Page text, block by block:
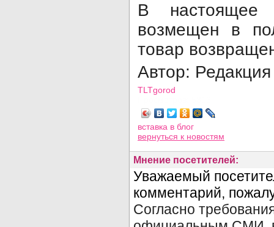
В настоящее
возмещен в
товар
Автор:
TLTgorod
вставка в блог
вернуться к новостям
Мнение посетителей: